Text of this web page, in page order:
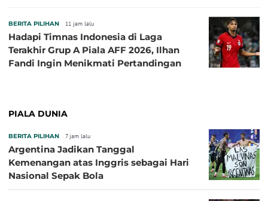
BERITA PILIHAN 11 jam lalu
Hadapi Timnas Indonesia di Laga
Terakhir Grup A Piala AFF 2026, Ilhan
Fandi Ingin Menikmati Pertandingan
PIALA DUNIA
BERITA PILIHAN 7 jam lalu
Argentina Jadikan Tanggal
Kemenangan atas Inggris sebagai Hari
Nasional Sepak Bola